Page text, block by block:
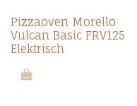
Pizzaoven Morello
Vulcan Basic FRV125
Elektrisch